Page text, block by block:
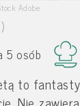
Adobe
5 osób
to